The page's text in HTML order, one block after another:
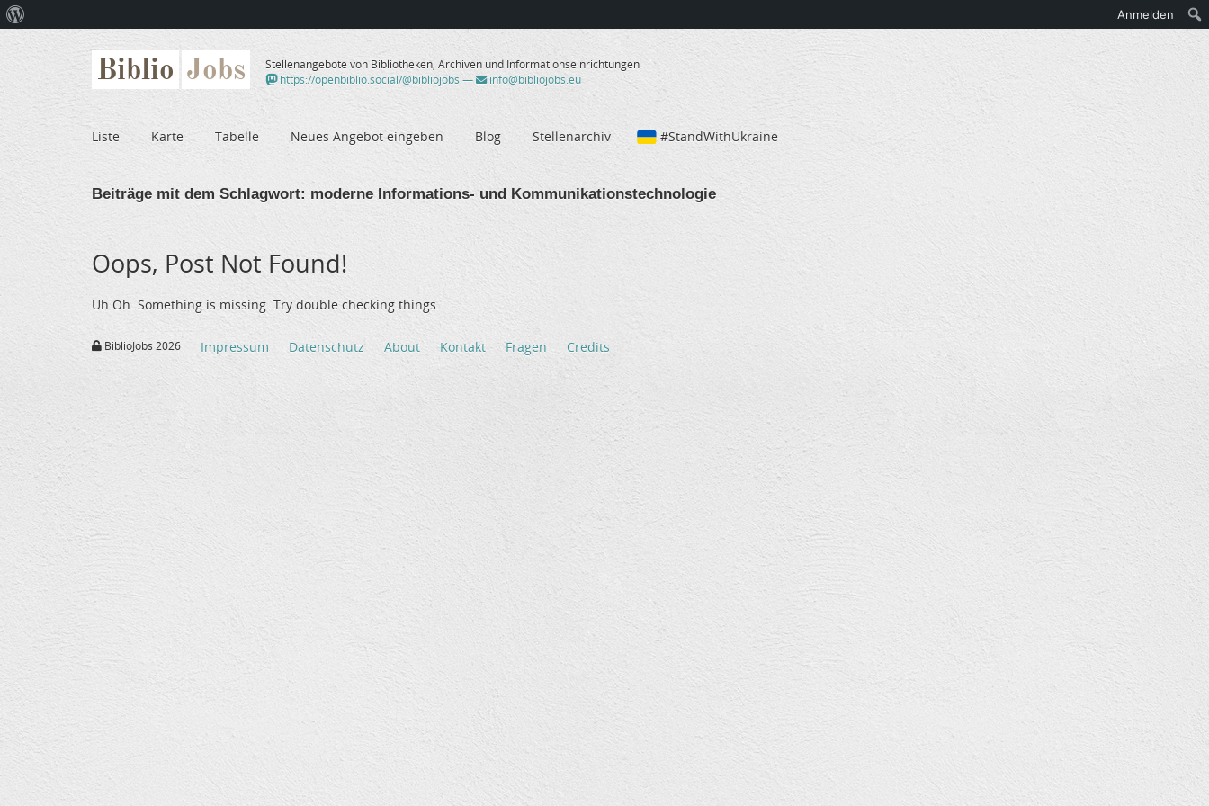
Biblio Jobs
Stellenangebote von Bibliotheken, Archiven und Informationseinrichtungen
https://openbiblio.social/@bibliojobs — info@bibliojobs.eu
Liste Karte Tabelle Neues Angebot eingeben Blog Stellenarchiv #StandWithUkraine
Beiträge mit dem Schlagwort: moderne Informations- und Kommunikationstechnologie
Oops, Post Not Found!
Uh Oh. Something is missing. Try double checking things.
BiblioJobs 2026 Impressum Datenschutz About Kontakt Fragen Credits
WordPress
Anmelden